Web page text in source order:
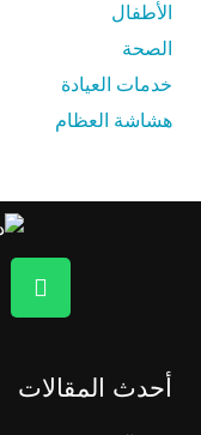
الأطفال
الصحة
خدمات العيادة
هشاشة العظام
أحدث المقالات